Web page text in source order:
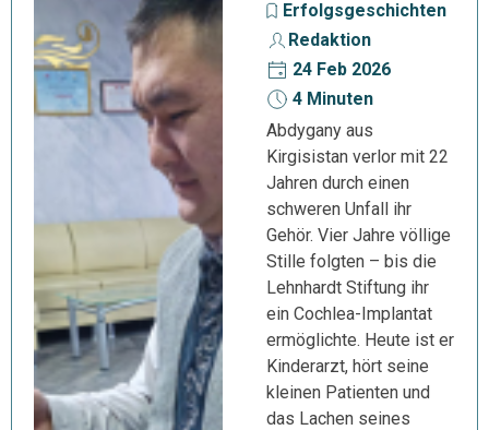
Erfolgsgeschichten
Redaktion
24 Feb 2026
4 Minuten
Abdygany aus
Kirgisistan verlor mit 22
Jahren durch einen
schweren Unfall ihr
Gehör. Vier Jahre völlige
Stille folgten – bis die
Lehnhardt Stiftung ihr
ein Cochlea-Implantat
ermöglichte. Heute ist er
Kinderarzt, hört seine
kleinen Patienten und
das Lachen seines